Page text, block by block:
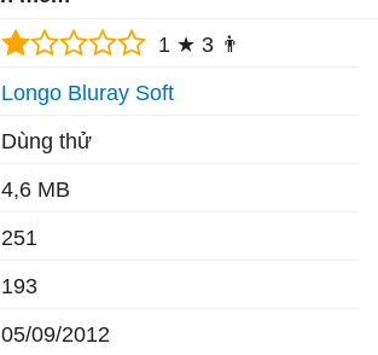
1 ★ 3 👨
Longo Bluray Soft
Dùng thử
4,6 MB
251
193
05/09/2012